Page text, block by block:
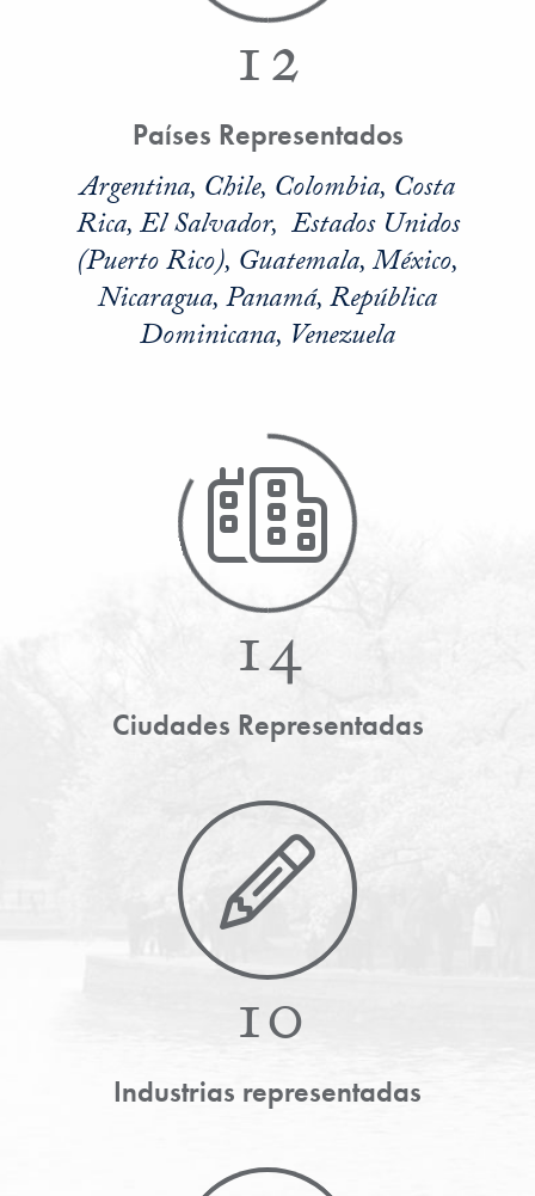
12
Países Representados
Argentina, Chile, Colombia, Costa
Rica, El Salvador, Estados Unidos
(Puerto Rico), Guatemala, México,
Nicaragua, Panamá, República
Dominicana, Venezuela
14
Ciudades Representadas
10
Industrias representadas